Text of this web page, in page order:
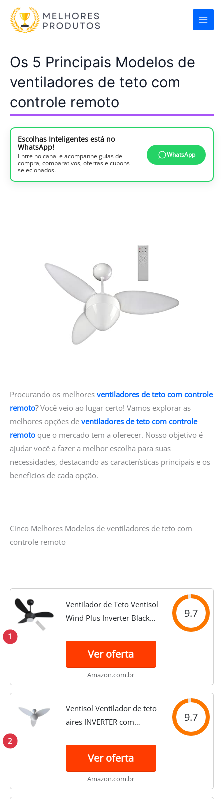
para
Os 5 Principais Modelos de
ventiladores de teto com
controle remoto
Escolhas Inteligentes está no
WhatsApp!
Entre no canal e acompanhe guias de
compra, comparativos, ofertas e cupons
selecionados.
WhatsApp
Procurando os melhores ventiladores de teto com controle
remoto?Você veio ao lugar certo! Vamos explorar as
melhores opções de ventiladores de teto com controle
remoto que o mercado tem a oferecer. Nosso objetivo é
ajudar você a fazer a melhor escolha para suas
necessidades, destacando as características principais e os
benefícios de cada opção.
Cinco Melhores Modelos de ventiladores de teto com
controle remoto
1
Ventilador de Teto Ventisol
Wind Plus Inverter Black
Integrada - Bivolt
9.7
Ver oferta
Amazon.com.br
2
Ventisol Ventilador de teto
aires INVERTER com
9.7
Ver oferta
Amazon.com.br